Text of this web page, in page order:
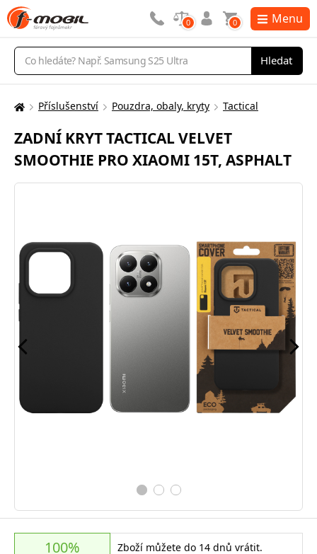
Vyhledávání
Hledat
0 0 Menu
Zde
nacházíte:
Příslušenství Pouzdra, obaly, kryty Tactical
ZADNÍ KRYT TACTICAL VELVET
SMOOTHIE PRO XIAOMI 15T, ASPHALT
100%
Zboží můžete do 14 dnů vrátit.